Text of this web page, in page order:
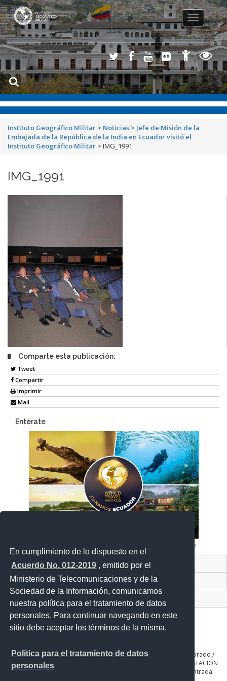
En cumplimiento de lo dispuesto en el
Acuerdo No. 012-2019 , emitido por el
Ministerio de Telecomunicaciones y de la
Sociedad de la Información, comunicamos
nuestra política para el tratamiento de datos
personales. Para continuar navegando en este
sitio debe aceptar los términos de la misma.
Política para el tratamiento de datos
personales
Toggle
navigation
Instituto Geográfico Militar > Noticias > Jefe de Misión de la
Embajada de la República de la India en Ecuador visitó el
Instituto Geográfico Militar > IMG_1991
IMG_1991
Comparte esta publicación:
Tweet
Compartir
Imprimir
Mail
Entérate
Contacto Ciudadano Digital
Portal Trámites Ciudadano
Sistema Nacional de Información (SNI)
QUITO: Seniergues E4-676 y Gral. Telmo Paz y Miño. Sector El Dorado /
GUAYAQUIL: Av. Guillermo Pareja #402 Ciudadela la Garzota / ESTACIÓN
COTOPAXI: Panamericana Sur Km. 65, Páramo de Romerillos entrada